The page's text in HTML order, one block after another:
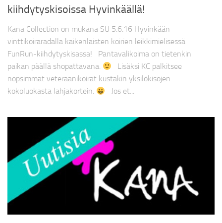
kiihdytyskisoissa Hyvinkäällä!
Kana Collection on mukana SU 5.6.16 Hyvinkään
vinttikoiraradalla kaikenlaisten koirien leikkimielisessä
FunRun-kiihdytyskisassa! Pantavalikoima on tietenkin
paikan päällä shopattavana.
Lisäksi KC palkitsee
nopsimmat veteraanikoirat kustakin yksilökisojen
kokoluokasta lahjakortein.
Jos et...